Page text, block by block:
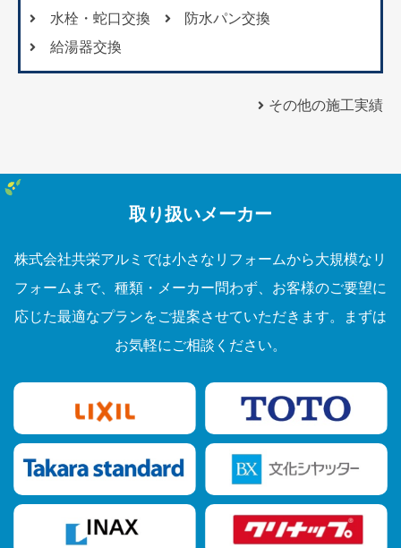
水栓・蛇口交換
防水パン交換
給湯器交換
その他の施工実績
取り扱いメーカー
株式会社共栄アルミでは小さなリフォームから大規模なリ
フォームまで、種類・メーカー問わず、お客様のご要望に
応じた最適なプランをご提案させていただきます。まずは
お気軽にご相談ください。